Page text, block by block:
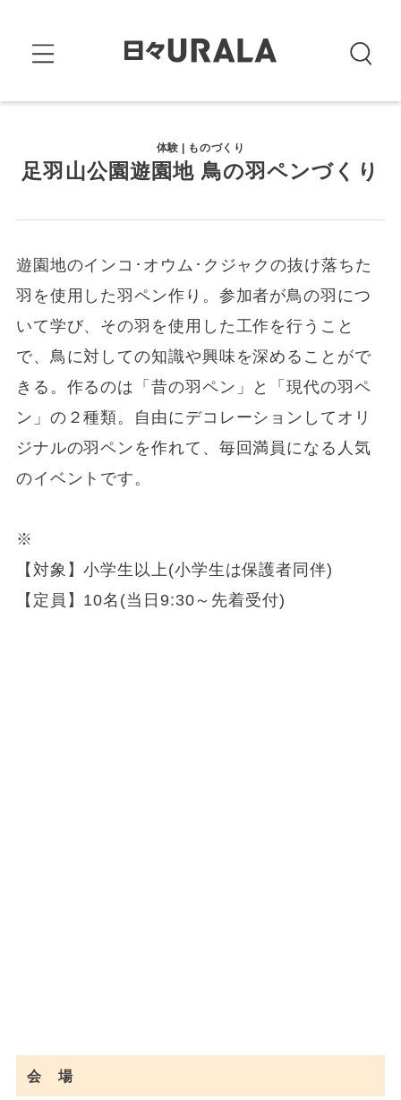
体験 | ものづくり
足羽山公園遊園地 鳥の羽ペンづくり
遊園地のインコ･オウム･クジャクの抜け落ちた
羽を使用した羽ペン作り。参加者が鳥の羽につ
いて学び、その羽を使用した工作を行うこと
で、鳥に対しての知識や興味を深めることがで
きる。作るのは「昔の羽ペン」と「現代の羽ペ
ン」の２種類。自由にデコレーションしてオリ
ジナルの羽ペンを作れて、毎回満員になる人気
のイベントです。
※
【対象】小学生以上(小学生は保護者同伴)
【定員】10名(当日9:30～先着受付)
会 場